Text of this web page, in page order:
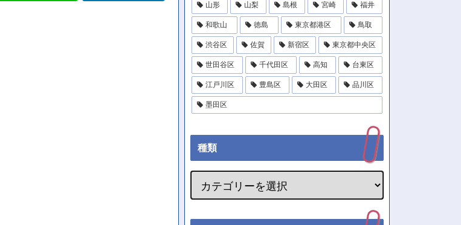
山形 山梨 島根 宮崎 福井
和歌山 徳島 東京都港区 鳥取
渋谷区 佐賀 新宿区 東京都中央区
世田谷区 千代田区 高知 台東区
江戸川区 豊島区 大田区 品川区
墨田区
種類